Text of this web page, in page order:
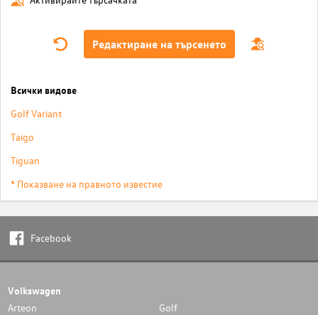
Редактиране на търсенето
Всички видове
Golf Variant
Taigo
Tiguan
* Показване на правното известие
Facebook
Volkswagen
Arteon
Golf